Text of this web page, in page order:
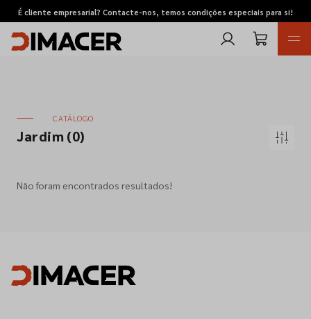
É cliente empresarial? Contacte-nos, temos condições especiais para si!
Retomas
CATÁLOGO
Jardim(0)
Não foram encontrados resultados!